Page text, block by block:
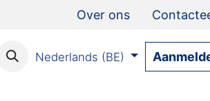
Over ons
Nederlands (BE)